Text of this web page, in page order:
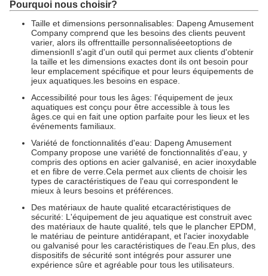
Pourquoi nous choisir?
Taille et dimensions personnalisables: Dapeng Amusement
Company comprend que les besoins des clients peuvent
varier, alors ils offrenttaille personnaliséeetoptions de
dimensionIl s'agit d'un outil qui permet aux clients d'obtenir
la taille et les dimensions exactes dont ils ont besoin pour
leur emplacement spécifique et pour leurs équipements de
jeux aquatiques. les besoins en espace
Accessibilité pour tous les âges: l'équipement de jeux
aquatiques est conçu pour être accessible à tous les
âges.ce qui en fait une option parfaite pour les lieux et les
événements familiaux.
Variété de fonctionnalités d'eau: Dapeng Amusement
Company propose une variété de fonctionnalités d'eau, y
compris des options en acier galvanisé, en acier inoxydable
et en fibre de verre.Cela permet aux clients de choisir les
types de caractéristiques de l'eau qui correspondent le
mieux à leurs besoins et préférences.
Des matériaux de haute qualité etcaractéristiques de
sécurité: L'équipement de jeu aquatique est construit avec
des matériaux de haute qualité, tels que le plancher EPDM,
le matériau de peinture antidérapant, et l'acier inoxydable
ou galvanisé pour les caractéristiques de l'eau.En plus, des
dispositifs de sécurité sont intégrés pour assurer une
expérience sûre et agréable pour tous les utilisateurs.